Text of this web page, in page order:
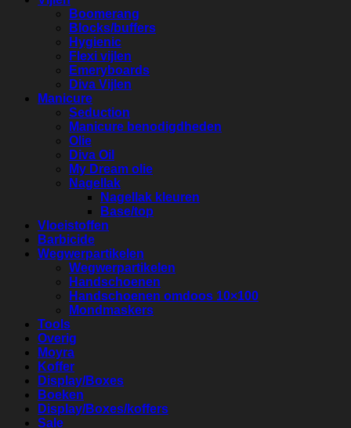
Boomerang
Blocks/buffers
Hygienic
Flexi vijlen
Emeryboards
Diva Vijlen
Manicure
Seduction
Manicure benodigdheden
Olie
Diva Oil
My Dream olie
Nagellak
Nagellak kleuren
Base/top
Vloeistoffen
Barbicide
Wegwerpartikelen
Wegwerpartikelen
Handschoenen
Handschoenen omdoos 10×100
Mondmaskers
Tools
Overig
Moyra
Koffer
Display/Boxes
Boeken
Display/Boxes/koffers
Sale